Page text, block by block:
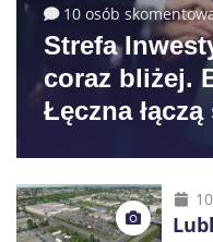
10 osób
Strefa
coraz bliżej.
Łęczna łączą